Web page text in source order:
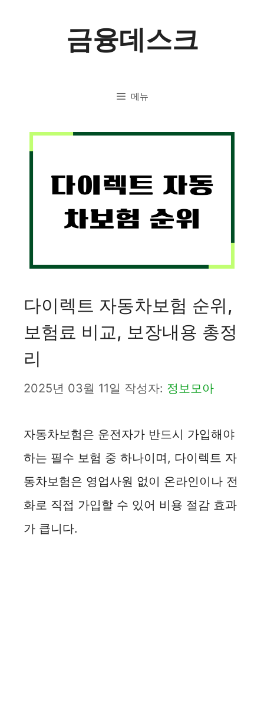
금융데스크
메뉴
다이렉트 자동차보험 순위,
보험료 비교, 보장내용 총정
리
2025년 03월 11일 작성자: 정보모아
자동차보험은 운전자가 반드시 가입해야
하는 필수 보험 중 하나이며, 다이렉트 자
동차보험은 영업사원 없이 온라인이나 전
화로 직접 가입할 수 있어 비용 절감 효과
가 큽니다.